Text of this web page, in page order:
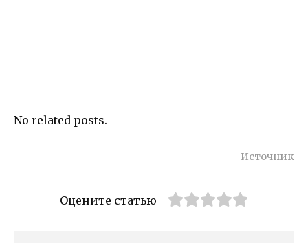
No related posts.
Источник
Оцените статью